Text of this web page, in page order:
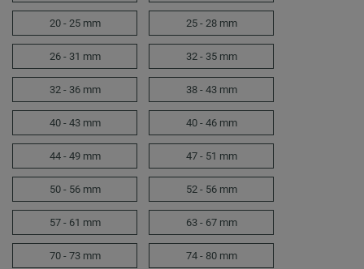
20 - 25 mm 25 - 28 mm
26 - 31 mm 32 - 35 mm
32 - 36 mm 38 - 43 mm
40 - 43 mm 40 - 46 mm
44 - 49 mm 47 - 51 mm
50 - 56 mm 52 - 56 mm
57 - 61 mm 63 - 67 mm
70 - 73 mm 74 - 80 mm